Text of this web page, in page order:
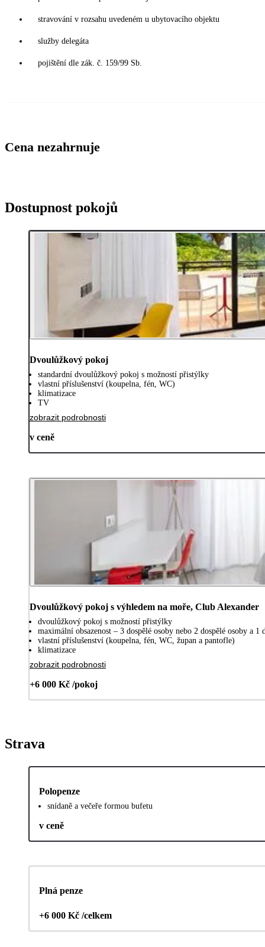
stravování v rozsahu uvedeném u ubytovacího objektu
služby delegáta
pojištění dle zák. č. 159/99 Sb.
Cena nezahrnuje
Dostupnost pokojů
Dvoulůžkový pokoj
standardní dvoulůžkový pokoj s možností přistýlky
vlastní příslušenství (koupelna, fén, WC)
klimatizace
TV
zobrazit podrobnosti
v ceně
Dvoulůžkový pokoj s výhledem na moře, Club Alexander
dvoulůžkový pokoj s možností přistýlky
maximální obsazenost – 3 dospělé osoby nebo 2 dospělé osoby a
vlastní příslušenství (koupelna, fén, WC, župan a pantofle)
klimatizace
zobrazit podrobnosti
+6 000 Kč /pokoj
Strava
Polopenze
snídaně a večeře formou bufetu
v ceně
Plná penze
+6 000 Kč /celkem